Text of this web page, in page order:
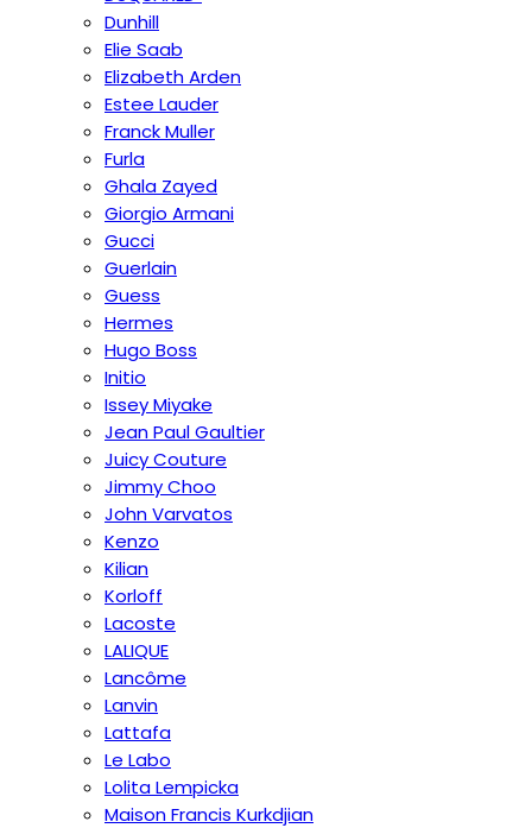
Dunhill
Elie Saab
Elizabeth Arden
Estee Lauder
Franck Muller
Furla
Ghala Zayed
Giorgio Armani
Gucci
Guerlain
Guess
Hermes
Hugo Boss
Initio
Issey Miyake
Jean Paul Gaultier
Juicy Couture
Jimmy Choo
John Varvatos
Kenzo
Kilian
Korloff
Lacoste
LALIQUE
Lancôme
Lanvin
Lattafa
Le Labo
Lolita Lempicka
Maison Francis Kurkdjian